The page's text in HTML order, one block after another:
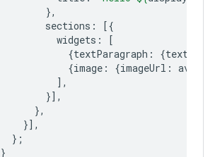
},
sections :
[{
widgets :
[
{textParagraph : {text
{image : {imageUrl :
],
}],
},
}],
};
}